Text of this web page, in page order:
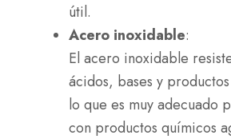
útil.
Acero inoxidable:
El acero inoxidable
ácidos, bases y
lo que es muy adecuado
con productos químicos